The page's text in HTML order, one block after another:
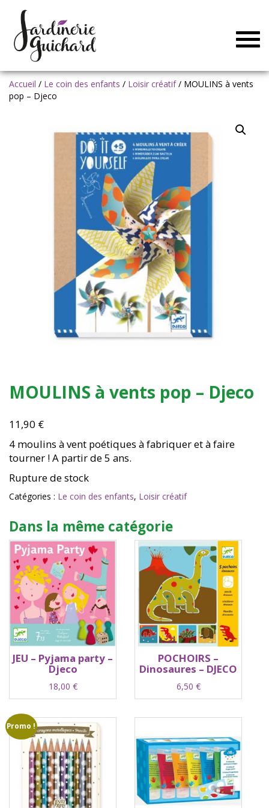
Accueil / Le coin des enfants / Loisir créatif/ MOULINS à vents
pop – Djeco
MOULINS à vents pop – Djeco
11,90 €
4 moulins à vent poétiques à fabriquer et à faire
tourner ! A partir de 5 ans.
Rupture de stock
Catégories : Le coin des enfants, Loisir créatif
Dans la même catégorie
JEU – Pyjama party –
Djeco
18,00 €
POCHOIRS –
Dinosaures – DJECO
6,50 €
Promo !